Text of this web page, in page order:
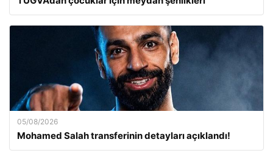
05/08/2026
Mohamed Salah transferinin detayları açıklandı!